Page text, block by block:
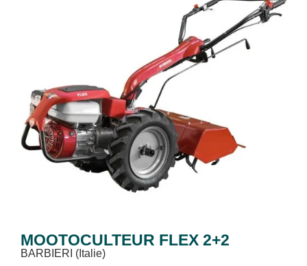
MOOTOCULTEUR FLEX 2+2
BARBIERI (Italie)